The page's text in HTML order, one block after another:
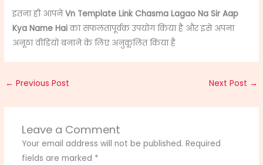
इतना ही आपनेVn Template Link Chasma Lagao Na Sir Aap
Kya Name Haiका सफलतापूर्वक उपयोग किया है और इसे अपना
अनूठा वीडियो बनाने के लिए अनुकूलित किया है
← Previous Post Next Post →
Leave a Comment
Your email address will not be published. Required
fields are marked *